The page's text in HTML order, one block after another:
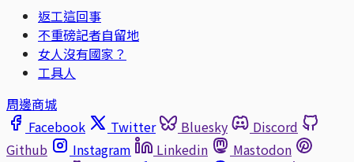
返工這回事
不重磅記者自留地
女人沒有國家？
工具人
周邊商城
Facebook
Twitter Bluesky
Discord
Github
Instagram Linkedin
Mastodon